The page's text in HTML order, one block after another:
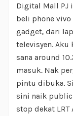
Digital Mall PJ
beli phone
gadget, dari
televisyen.
sana around
masuk. Nak
pintu dibuka.
sini naik public
stop dekat LRT